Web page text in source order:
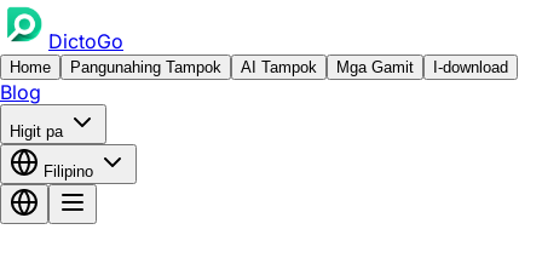
DictoGo
Home Pangunahing Tampok AI Tampok Mga Gamit I-download
Blog
Higit pa
Filipino